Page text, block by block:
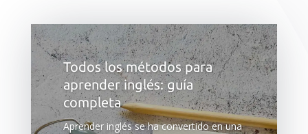
Todos los métodos para
aprender inglés: guía
completa
Aprender inglés se ha convertido en una